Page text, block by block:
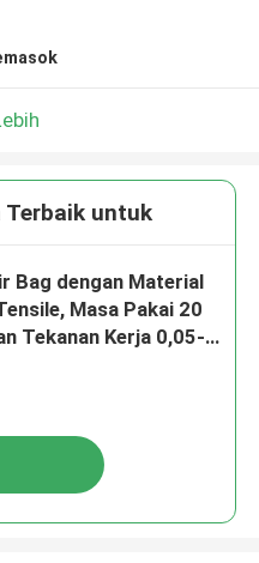
Terbaik untuk
Bag dengan Material
Masa Pakai 20
Tekanan Kerja 0,05-